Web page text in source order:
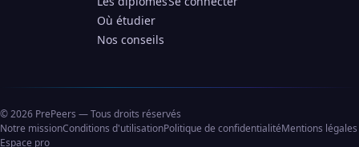
Où étudier
Nos conseils
© 2026 PrePeers — Tous droits réservés
Notre missionConditions d'utilisationPolitique de confidentialitéMentions légales
Espace pro